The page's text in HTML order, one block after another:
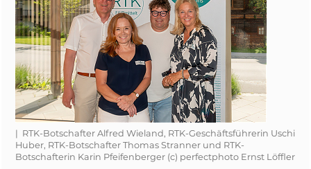
| RTK-Botschafter Alfred Wieland, RTK-Geschäftsführerin Uschi
Huber, RTK-Botschafter Thomas Stranner und RTK-
Botschafterin Karin Pfeifenberger (c) perfectphoto Ernst Löffler